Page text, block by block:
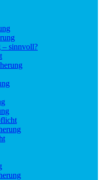
– sinnvoll?